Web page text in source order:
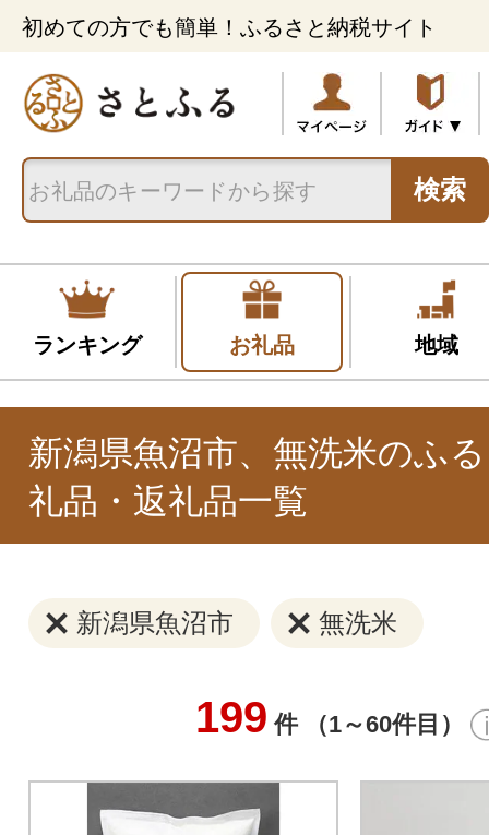
初めての方でも簡単！ふるさと納税サイト
検索
ランキング お礼品 地域
新潟県魚沼市、無洗米のふ
礼品・返礼品一覧
新潟県魚沼市 無洗米
199 件 （1～60件目）